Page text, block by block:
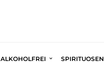
ALKOHOLFREI SPIRITUOSEN